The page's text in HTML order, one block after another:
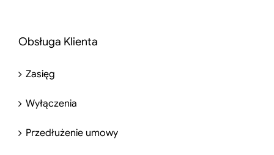
Obsługa Klienta
Zasięg
Wyłączenia
Przedłużenie umowy